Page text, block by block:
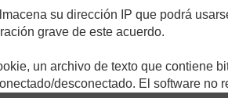
su dirección IP que podrá
grave de este acuerdo.
un archivo de texto que contiene
desconectado. El software